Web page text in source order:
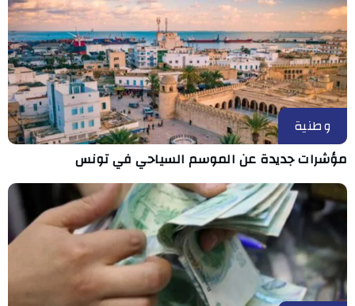
وطنية
مؤشرات جديدة عن الموسم السياحي في تونس